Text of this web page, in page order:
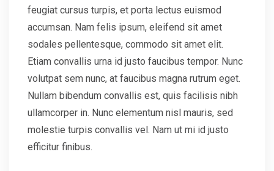
feugiat cursus turpis, et porta lectus euismod
accumsan. Nam felis ipsum, eleifend sit amet
sodales pellentesque, commodo sit amet elit.
Etiam convallis urna id justo faucibus tempor. Nunc
volutpat sem nunc, at faucibus magna rutrum eget.
Nullam bibendum convallis est, quis facilisis nibh
ullamcorper in. Nunc elementum nisl mauris, sed
molestie turpis convallis vel. Nam ut mi id justo
efficitur finibus.